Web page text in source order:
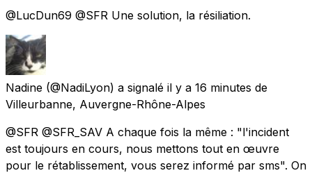
@LucDun69 @SFR Une solution, la résiliation.
Nadine (@NadiLyon) a signalé il y a 16 minutes de
Villeurbanne, Auvergne-Rhône-Alpes
@SFR @SFR_SAV A chaque fois la même : "l'incident
est toujours en cours, nous mettons tout en œuvre
pour le rétablissement, vous serez informé par sms". On